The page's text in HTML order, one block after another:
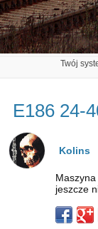
Twój
E186 24-
Kolins
jeszcze